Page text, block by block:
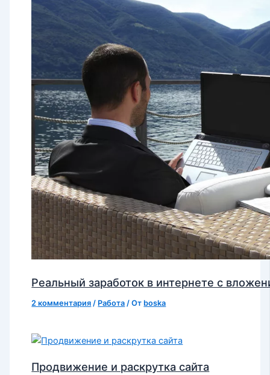
Реальный заработок в интернете с
2 комментария / Работа / От boska
Продвижение и раскрутка сайта